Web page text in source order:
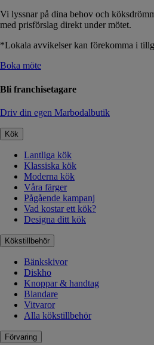
Vi lyssnar på dina behov och
med prisförslag direkt under mötet.
*Lokala avvikelser kan förekomma i
Boka möte
Bli franchisetagare
Driv din egen Marbodalbutik
Kök
Lantliga kök
Klassiska kök
Moderna kök
Våra färger
Pågående kampanj
Vad kostar ett kök?
Designa ditt kök
Kökstillbehör
Bänkskivor
Diskho
Knoppar & handtag
Blandare
Vitvaror
Alla kökstillbehör
Förvaring